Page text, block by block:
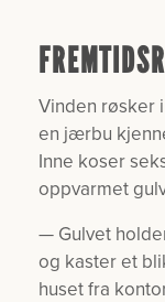
Vinden røsker
en jærbu
Inne koser
oppvarmet
— Gulvet
og kaster et
huset fra